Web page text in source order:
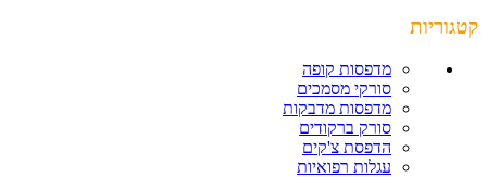
קטגוריות
מדפסות קופה
סורקי מסמכים
מדפסות מדבקות
סורק ברקודים
הדפסת צ'קים
עגלות רפואיות